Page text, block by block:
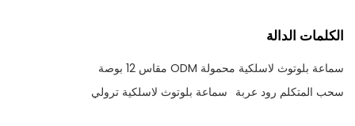
الكلمات الدالة
سماعة بلوتوث لاسلكية محمولة ODM مقاس 12 بوصة
سحب المتكلم رود عربة سماعة بلوتوث لاسلكية ترولي